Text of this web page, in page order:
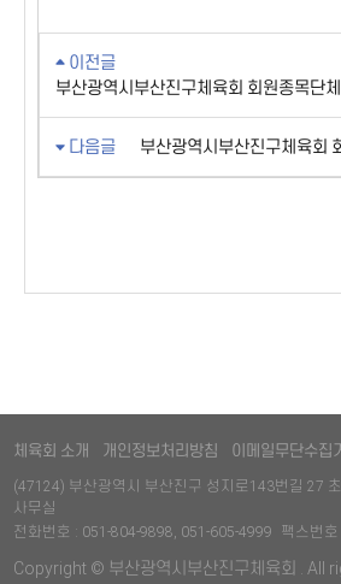
이전글
부산광역시부산진구체육회 회원종목단
다음글 부산광역시부산진구체육회
체육회 소개 개인정보처리방침 이메일무단수집
(47124) 부산광역시 부산진구 성지로143번길 27
사무실
전화번호 : 051-804-9898, 051-605-4999
팩스번
Copyright © 부산광역시부산진구체육회 . All